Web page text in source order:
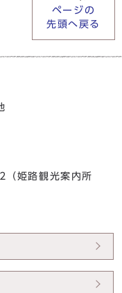
ページの
先頭へ戻る
姫路観光案内所